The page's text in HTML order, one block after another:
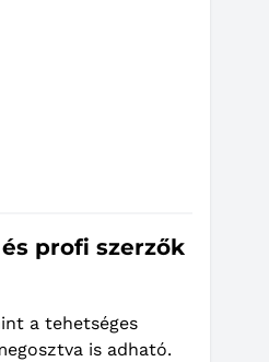
profi szerzők
a tehetséges
is adható.